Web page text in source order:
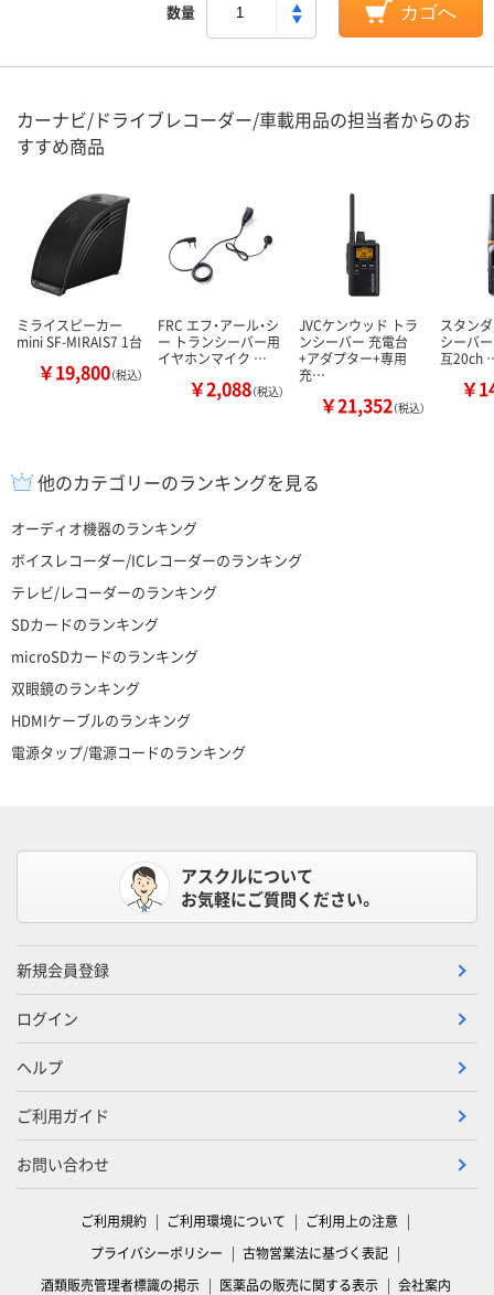
数量 カゴへ
カーナビ/ドライブレコーダー/車載用品の担当者からのお
すすめ商品
ミライスピーカー
mini SF-MIRAIS7 1台
￥19,800（税込）
FRC エフ・アール・シ
ー トランシーバー用
イヤホンマイク …
￥2,088（税込）
JVCケンウッド トラ
ンシーバー 充電台
+アダプター+専用
充…
￥21,352（税込）
スタン
シーバ
互20ch
￥
他のカテゴリーのランキングを見る
オーディオ機器のランキング
ボイスレコーダー/ICレコーダーのランキング
テレビ/レコーダーのランキング
SDカードのランキング
microSDカードのランキング
双眼鏡のランキング
HDMIケーブルのランキング
電源タップ/電源コードのランキング
アスクルについて
お気軽にご質問ください。
新規会員登録
ログイン
ヘルプ
ご利用ガイド
お問い合わせ
ご利用規約 ご利用環境について
ご利用上の注意
プライバシーポリシー
古物営業法に基づく表記
酒類販売管理者標識の掲示
医薬品の販売に関する表示 会社案内